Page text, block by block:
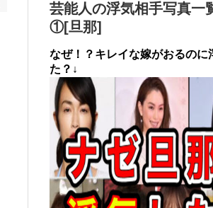
芸能人の浮気相手写真一
①[旦那]
なぜ！？キレイな嫁がおるのに
た？↓